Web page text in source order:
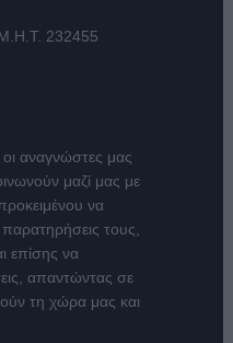
232455
αναγνώστες μας
μαζί μας με
να
τους,
επίσης να
απαντώντας σε
τη χώρα μας και